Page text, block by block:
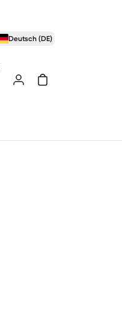
Deutsch (DE)